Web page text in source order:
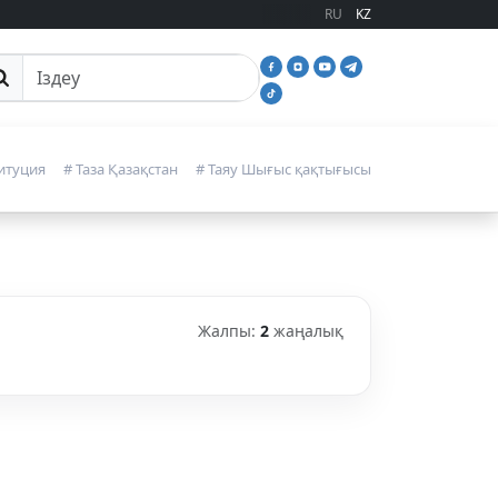
RU KZ
іздеу
# Таза Қазақстан # Таяу Шығыс қақтығысы
Жалпы: 2 жаңалық